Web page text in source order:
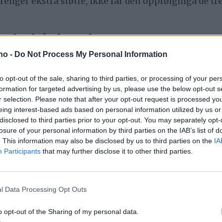
- Do Not Process My Personal Information
opt-out of the sale, sharing to third parties, or processing of your
for targeted advertising by us, please use the below opt-out
selection. Please note that after your opt-out request is processed
interest-based ads based on personal information utilized by us
to third parties prior to your opt-out. You may separately
of your personal information by third parties on the IAB’s list of
This information may also be disclosed by us to third parties on the
Participants that may further disclose it to other third parties.
Data Processing Opt Outs
opt-out of the Sharing of my personal data.
for lokalsamfunnet
i levende lokalsamfunn. Når en skole
barnefamilier flytter til bygdene, og nærmiljøet
og Norge risikerer å stå igjen
om skolenedleggelser må ta hensyn til både
og bærekraftig. Det handler ikke bare om
for framtida.
med nærhet til skolen, venner og et støttende
for barnas trivsel og utvikling – og